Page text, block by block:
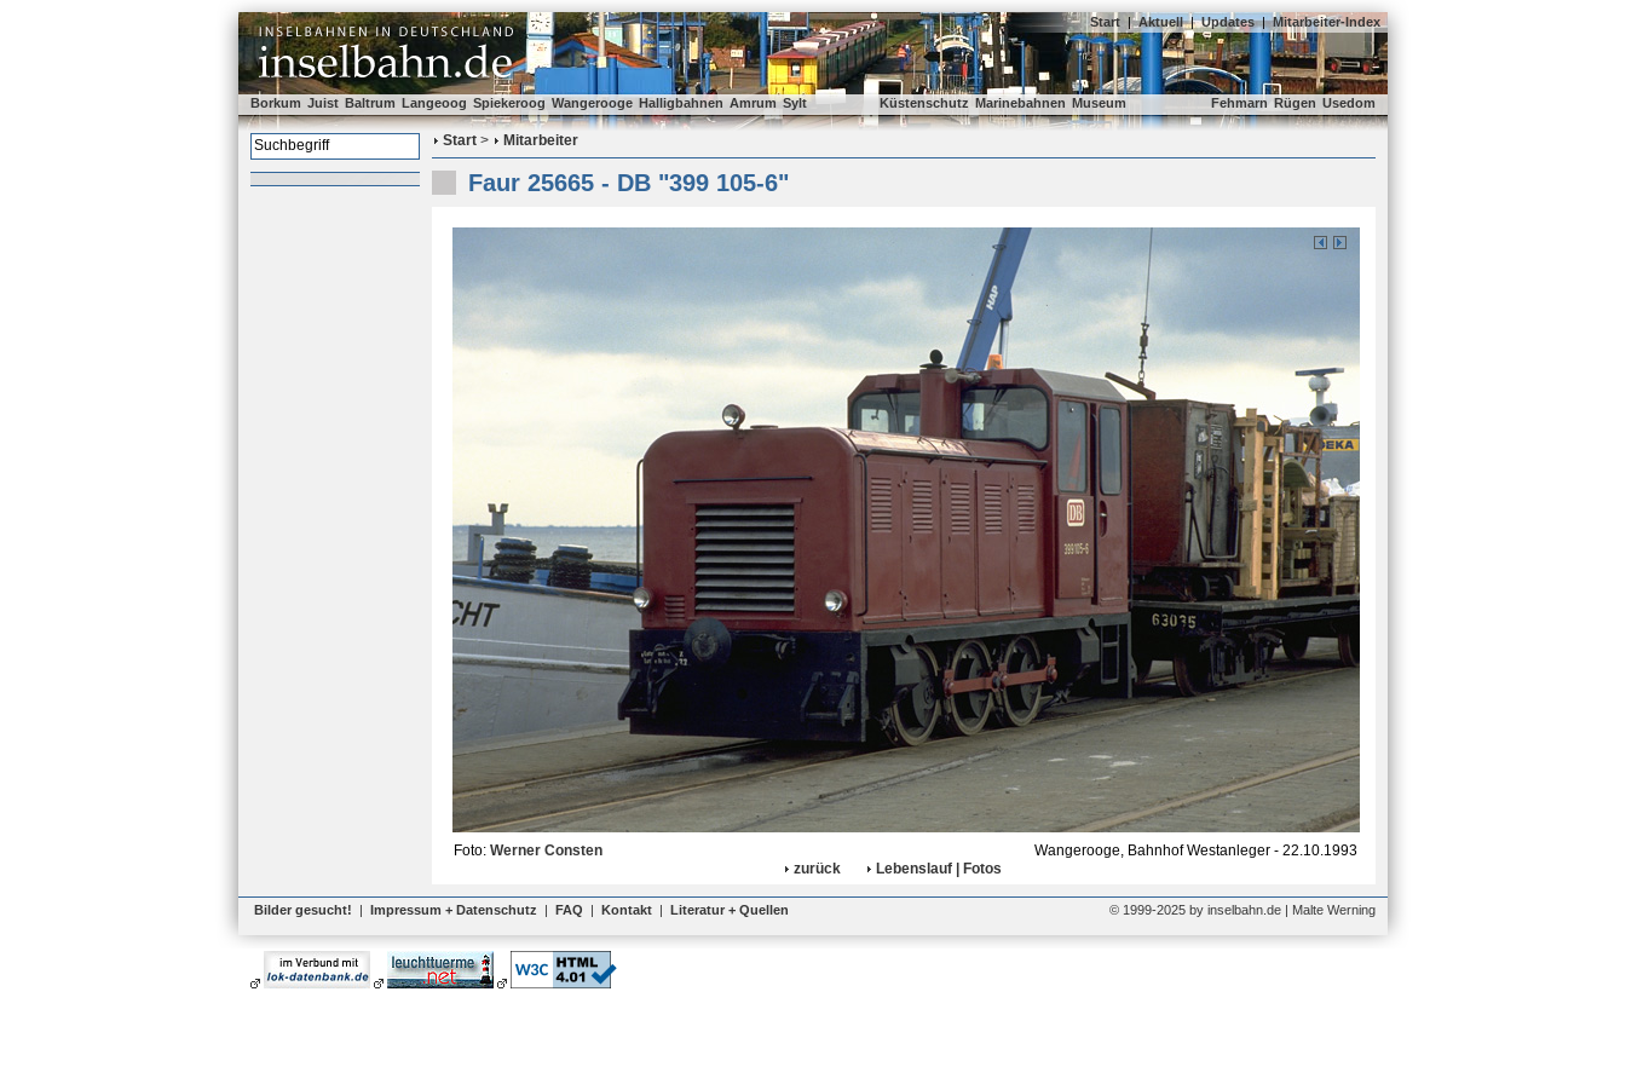
Start | Aktuell | Updates | Mitarbeiter-Index
Borkum Juist Baltrum Langeoog Spiekeroog Wangerooge Halligbahnen Amrum Sylt Küstenschutz Marinebahnen Museum Fehmarn Rügen Usedom
Start > Mitarbeiter
Faur 25665 - DB "399 105-6"
Foto: Werner Consten
Wangerooge, Bahnhof Westanleger - 22.10.1993
zurück
Lebenslauf | Fotos
Bilder gesucht! | Impressum + Datenschutz | FAQ | Kontakt | Literatur + Quellen © 1999-2025 by inselbahn.de | Malte Werning